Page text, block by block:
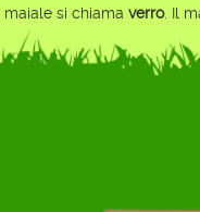
maiale si chiamaverro. Il